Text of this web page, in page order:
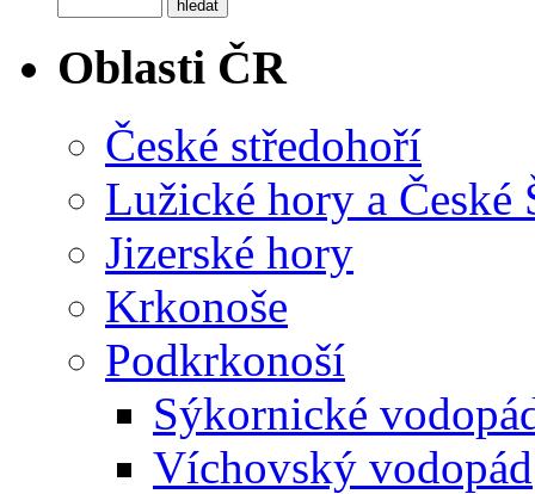
Oblasti ČR
České středohoří
Lužické hory a České
Jizerské hory
Krkonoše
Podkrkonoší
Sýkornické
Víchovský vodopád